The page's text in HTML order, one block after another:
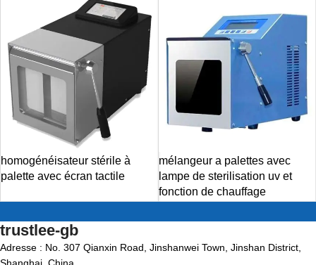
homogénéisateur stérile à
palette avec écran tactile
mélangeur a palettes avec
lampe de sterilisation uv et
fonction de chauffage
trustlee-gb
Adresse : No. 307 Qianxin Road, Jinshanwei Town, Jinshan District,
Shanghai, China